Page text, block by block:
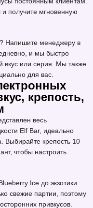
получите мгновенную
Напишите менеджеру в
и мы быстро
вкус или серия. Мы также
для вас.
крепость,
весь
Elf Bar, идеально
Выбирайте крепость 10
чтобы настроить
Ice до экзотики
свежие партии, поэтому
привкусов.